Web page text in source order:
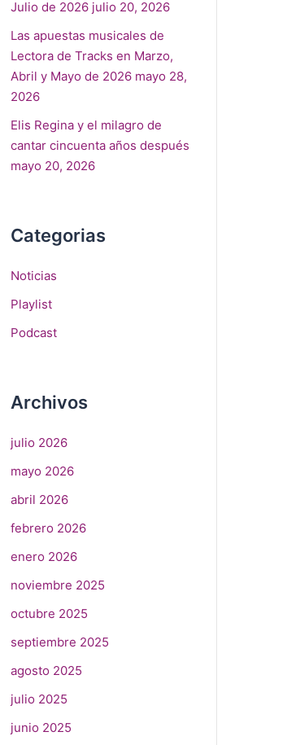
Julio de 2026 julio 20, 2026
Las apuestas musicales de
Lectora de Tracks en Marzo,
Abril y Mayo de 2026 mayo 28,
2026
Elis Regina y el milagro de
cantar cincuenta años después
mayo 20, 2026
Categorias
Noticias
Playlist
Podcast
Archivos
julio 2026
mayo 2026
abril 2026
febrero 2026
enero 2026
noviembre 2025
octubre 2025
septiembre 2025
agosto 2025
julio 2025
junio 2025